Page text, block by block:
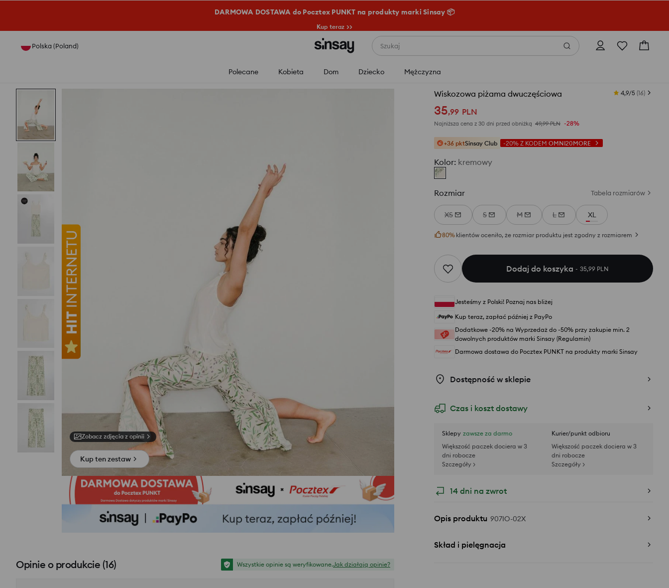
DARMOWA DOSTAWA do Pocztex PUNKT na produkty marki Sinsay 📦
Kup teraz >>
Polska (Poland) Szukaj
Polecane Kobieta Dom Dziecko Mężczyzna
Wiskozowa piżama dwuczęściowa 4,9/5 (16)
35,99 PLN
Najniższa cena z 30 dni przed obniżką 49,99 PLN -28%
+36 pktSinsay Club -20% Z KODEM OMNI20MORE
Kolor: kremowy
Rozmiar Tabela rozmiarów
XS S M L XL
80% klientów oceniło, że rozmiar produktu jest zgodny z rozmiarem
Dodaj do koszyka 35,99 PLN
Jesteśmy z Polski! Poznaj nas bliżej
Kup teraz, zapłać później z PayPo
Dodatkowe -20% na Wyprzedaż do -50% przy zakupie min. 2
dowolnych produktów marki Sinsay (Regulamin)
Darmowa dostawa do Pocztex PUNKT na produkty marki Sinsay
Dostępność w sklepie
Czas i koszt dostawy
Sklepy zawsze za darmo
Większość paczek dociera w 3
dni robocze
Szczegóły >
Kurier/punkt odbioru
Większość paczek dociera w 3
dni robocze
Szczegóły >
14 dni na zwrot
Opis produktu 907IO-02X
Skład i pielęgnacja
Zobacz zdjęcia z opinii
Kup ten zestaw
Opinie o produkcie (16) Wszystkie opinie są weryfikowane.Jak działają opinie?